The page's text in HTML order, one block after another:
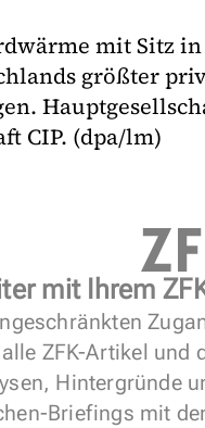
mit Sitz
größter
CIP. (dpa/lm)
mit Ihrem
ZFK-Artikel und
Hintergründe
Briefings mit